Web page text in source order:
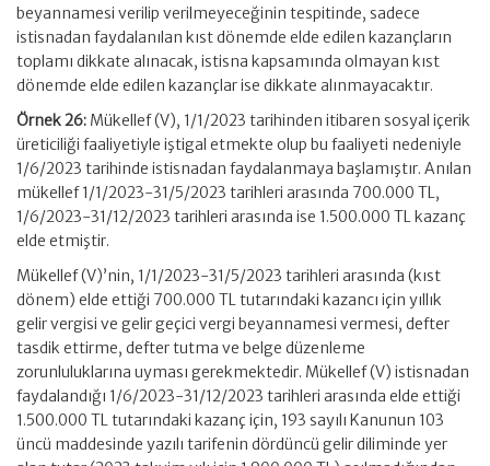
beyannamesi verilip verilmeyeceğinin tespitinde, sadece
istisnadan faydalanılan kıst dönemde elde edilen kazançların
toplamı dikkate alınacak, istisna kapsamında olmayan kıst
dönemde elde edilen kazançlar ise dikkate alınmayacaktır.
Örnek 26: Mükellef (V), 1/1/2023 tarihinden itibaren sosyal içerik
üreticiliği faaliyetiyle iştigal etmekte olup bu faaliyeti nedeniyle
1/6/2023 tarihinde istisnadan faydalanmaya başlamıştır. Anılan
mükellef 1/1/2023-31/5/2023 tarihleri arasında 700.000 TL,
1/6/2023-31/12/2023 tarihleri arasında ise 1.500.000 TL kazanç
elde etmiştir.
Mükellef (V)’nin, 1/1/2023-31/5/2023 tarihleri arasında (kıst
dönem) elde ettiği 700.000 TL tutarındaki kazancı için yıllık
gelir vergisi ve gelir geçici vergi beyannamesi vermesi, defter
tasdik ettirme, defter tutma ve belge düzenleme
zorunluluklarına uyması gerekmektedir. Mükellef (V) istisnadan
faydalandığı 1/6/2023-31/12/2023 tarihleri arasında elde ettiği
1.500.000 TL tutarındaki kazanç için, 193 sayılı Kanunun 103
üncü maddesinde yazılı tarifenin dördüncü gelir diliminde yer